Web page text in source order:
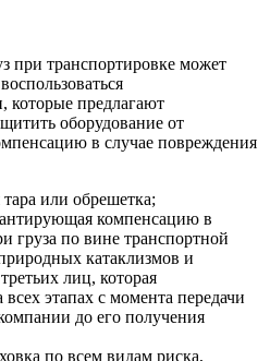
при транспортировке может
которые предлагают
оборудование от
в случае повреждения
или обрешетка;
компенсацию в
груза по вине транспортной
катаклизмов и
лиц, которая
этапах с момента передачи
до его получения
по всем видам риска,